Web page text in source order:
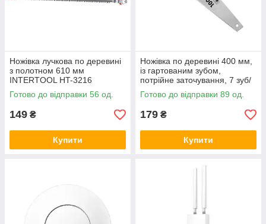
Ножівка лучкова по деревині
з полотном 610 мм
INTERTOOL HT-3216
Готово до відправки 56 од.
149 ₴
Купити
Ножівка по деревині 400 мм,
із гартованим зубом,
потрійне заточування, 7 зуб/
дюйм INTERTOOL HT-3104
Готово до відправки 89 од.
179 ₴
Купити